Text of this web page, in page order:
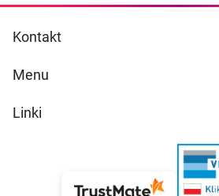
Kontakt
Menu
Linki